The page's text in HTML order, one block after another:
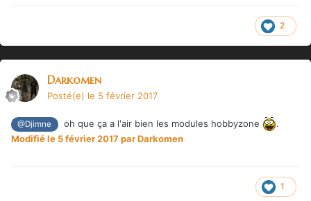
2
Darkomen
Posté(e) le 5 février 2017
@Djimne oh que ça a l'air bien les modules hobbyzone
.
Modifiéle 5 février 2017par Darkomen
1